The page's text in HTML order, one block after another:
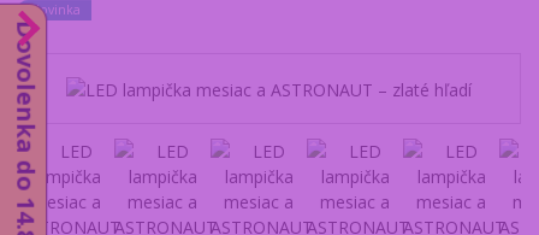
Novinka
Dovolenka do 14.8.